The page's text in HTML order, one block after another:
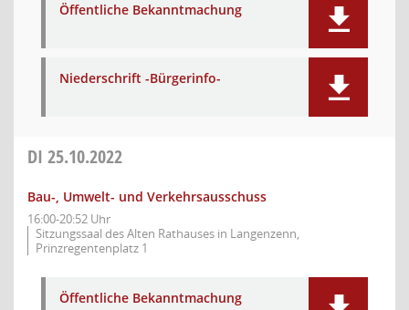
Öffentliche Bekanntmachung
Niederschrift -Bürgerinfo-
DI 25.10.2022
Bau-, Umwelt- und Verkehrsausschuss
16:00-20:52 Uhr
Sitzungssaal des Alten Rathauses in Langenzenn,
Prinzregentenplatz 1
Öffentliche Bekanntmachung